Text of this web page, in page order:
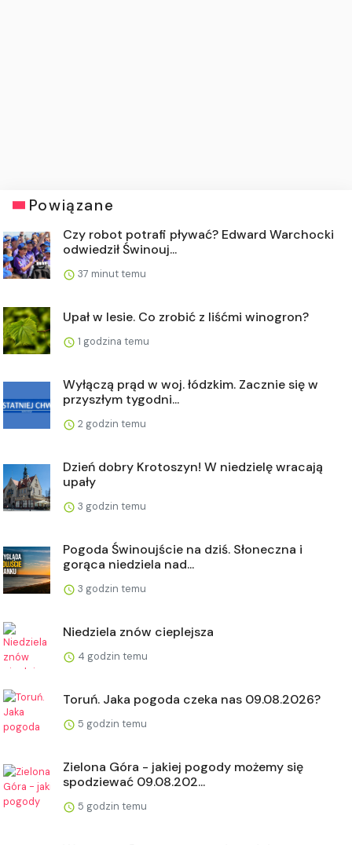
Powiązane
Czy robot potrafi pływać? Edward Warchocki
odwiedził Świnouj...
37 minut temu
Upał w lesie. Co zrobić z liśćmi winogron?
1 godzina temu
Wyłączą prąd w woj. łódzkim. Zacznie się w
przyszłym tygodni...
2 godzin temu
Dzień dobry Krotoszyn! W niedzielę wracają
upały
3 godzin temu
Pogoda Świnoujście na dziś. Słoneczna i
gorąca niedziela nad...
3 godzin temu
Niedziela znów cieplejsza
4 godzin temu
Toruń. Jaka pogoda czeka nas 09.08.2026?
5 godzin temu
Zielona Góra - jakiej pogody możemy się
spodziewać 09.08.202...
5 godzin temu